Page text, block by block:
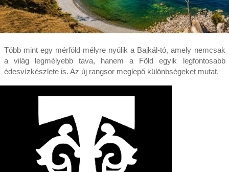
Több mint egy mérföld mélyre nyúlik a Bajkál-tó, amely nemcsak
a világ legmélyebb tava, hanem a Föld egyik legfontosabb
édesvízkészlete is. Az új rangsor meglepő különbségeket mutat.